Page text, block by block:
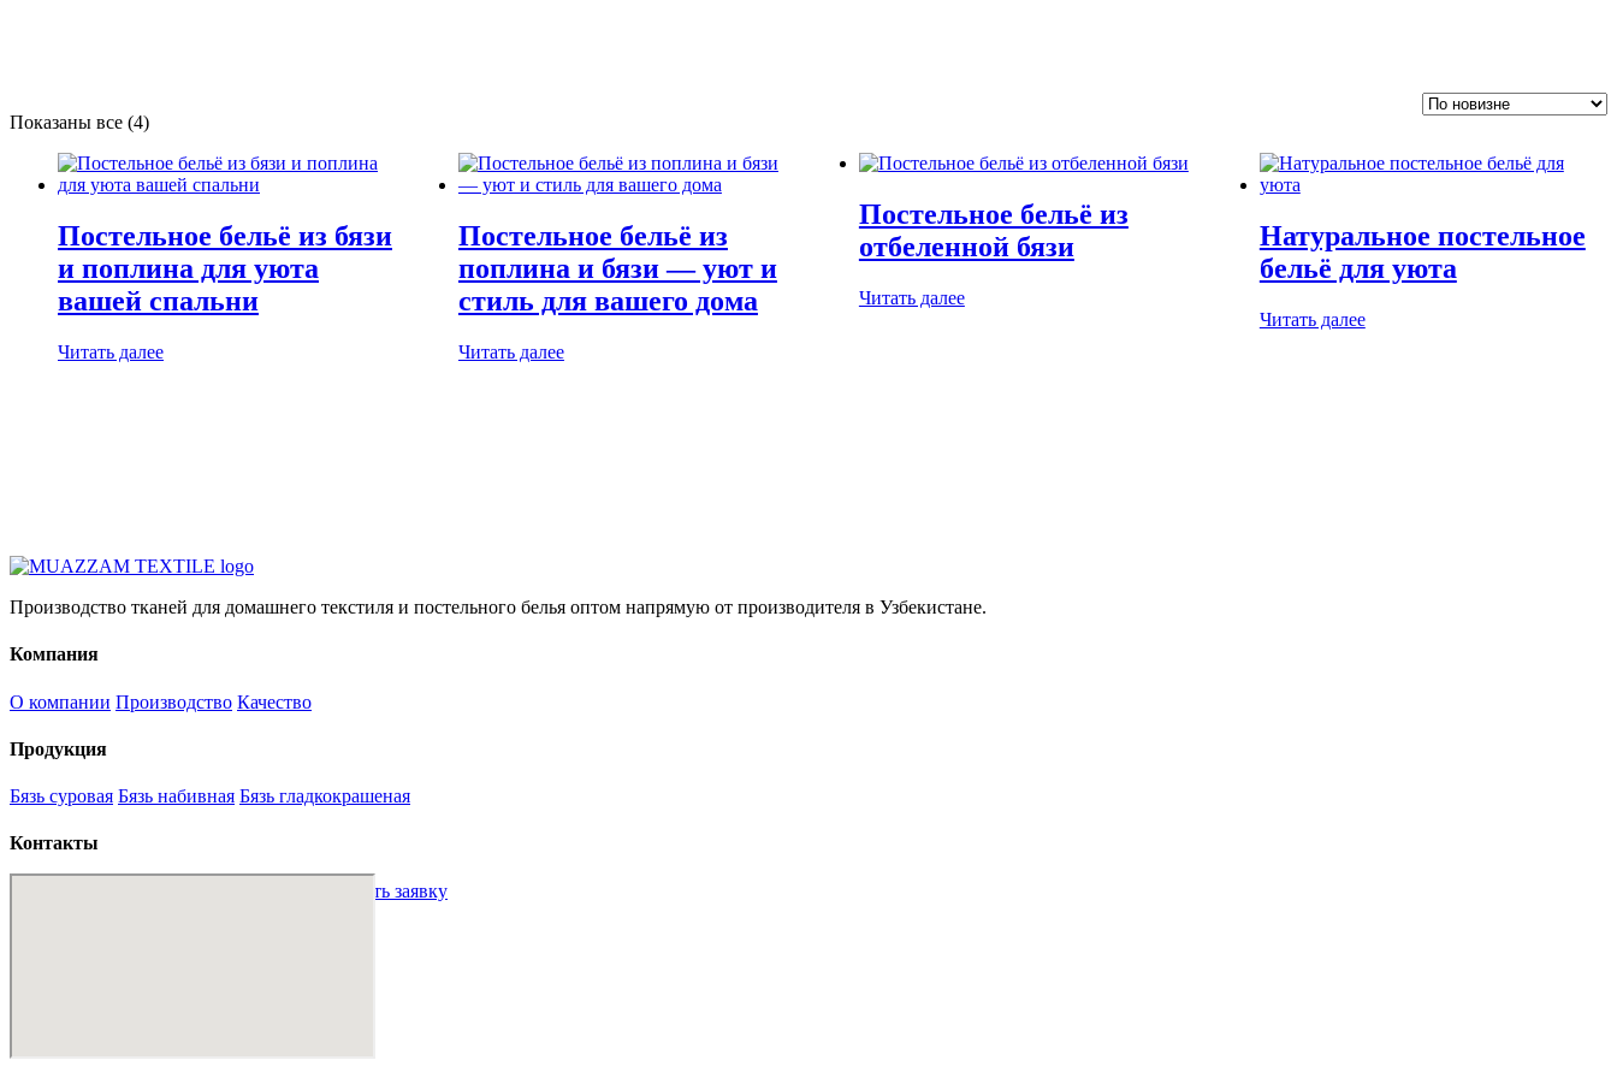
Показаны все (4)Сортировка:
недавние
Постельное бельё из бязи
и поплина для уюта
вашей спальни
Читать далее
Постельное бельё из
поплина и бязи — уют и
стиль для вашего дома
Читать далее
Постельное бельё из
отбеленной бязи
Читать далее
Натуральное постельное
бельё для уюта
Читать далее
Производство тканей для домашнего текстиля и постельного белья оптом напрямую от производителя в Узбекистане.
Компания
О компании Производство Качество
Продукция
Бязь суровая Бязь набивная Бязь гладкокрашеная
Контакты
Оставить заявку